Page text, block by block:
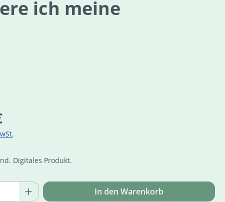
ich meine
Digitales Produkt.
Gib den gewünschten Wert
In den Warenkorb